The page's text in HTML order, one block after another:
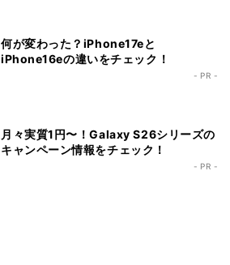
何が変わった？iPhone17eと
iPhone16eの違いをチェック！
- PR -
月々実質1円〜！Galaxy S26シリーズの
キャンペーン情報をチェック！
- PR -